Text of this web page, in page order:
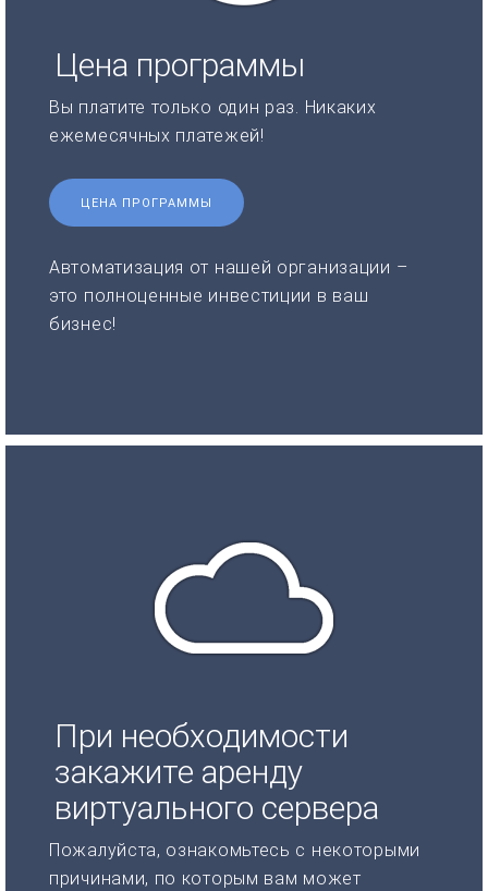
Цена программы
Вы платите только один раз. Никаких
ежемесячных платежей!
ЦЕНА ПРОГРАММЫ
Автоматизация от нашей организации –
это полноценные инвестиции в ваш
бизнес!
При необходимости
закажите аренду
виртуального сервера
Пожалуйста, ознакомьтесь с некоторыми
причинами, по которым вам может